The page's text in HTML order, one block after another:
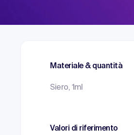
Materiale & quantità
Siero, 1ml
Valori di riferimento